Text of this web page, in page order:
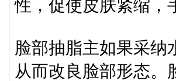
性，促使皮肤紧缩，
脸部抽脂主如果采纳
从而改良脸部形态。